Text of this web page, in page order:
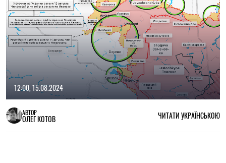
12:00, 15.08.2024
АВТОР
ОЛЕГ КОТОВ ЧИТАТИ УКРАЇНСЬКОЮ